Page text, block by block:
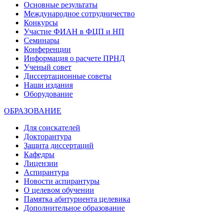
Основные результаты
Международное сотрудничество
Конкурсы
Участие ФИАН в ФЦП и НП
Семинары
Конференции
Информация о расчете ПРНД
Ученый совет
Диссертационные советы
Наши издания
Оборудование
ОБРАЗОВАНИЕ
Для соискателей
Докторантура
Защита диссертаций
Кафедры
Лицензии
Аспирантура
Новости аспирантуры
О целевом обучении
Памятка абитуриента целевика
Дополнительное образование